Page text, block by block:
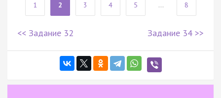
1 2 3 4 5 ... 8
<< Задание 32 Задание 34 >>